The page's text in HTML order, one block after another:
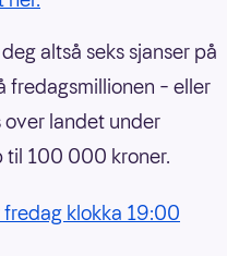
altså seks sjanser på
fredagsmillionen – eller
over landet under
til 100 000 kroner.
klokka 19:00